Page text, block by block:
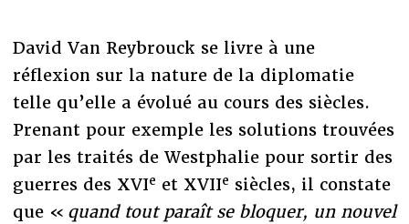
David Van Reybrouck se livre à une
réflexion sur la nature de la diplomatie
telle qu’elle a évolué au cours des siècles.
Prenant pour exemple les solutions trouvées
par les traités de Westphalie pour sortir des
guerres des XVIe et XVIIe siècles, il constate
que « quand tout paraît se bloquer, un nouvel